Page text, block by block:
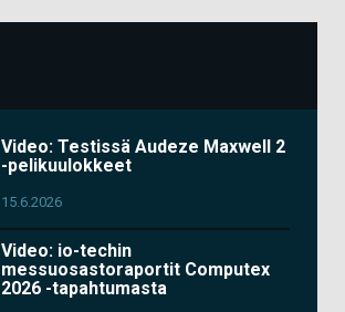
Video: Testissä Audeze Maxwell 2
-pelikuulokkeet
15.6.2026
Video: io-techin
messuosastoraportit Computex
2026 -tapahtumasta